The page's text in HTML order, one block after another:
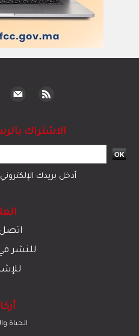
الاشتراك
أدخل بريدك
اتصل
للنشر
الحياة